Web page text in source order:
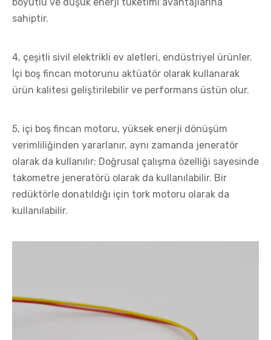
sahiptir.
4, çeşitli sivil elektrikli ev aletleri, endüstriyel ürünler.
İçi boş fincan motorunu aktüatör olarak kullanarak
ürün kalitesi geliştirilebilir ve performans üstün olur.
5, içi boş fincan motoru, yüksek enerji dönüşüm
verimliliğinden yararlanır, aynı zamanda jeneratör
olarak da kullanılır; Doğrusal çalışma özelliği sayesinde
takometre jeneratörü olarak da kullanılabilir. Bir
redüktörle donatıldığı için tork motoru olarak da
kullanılabilir.